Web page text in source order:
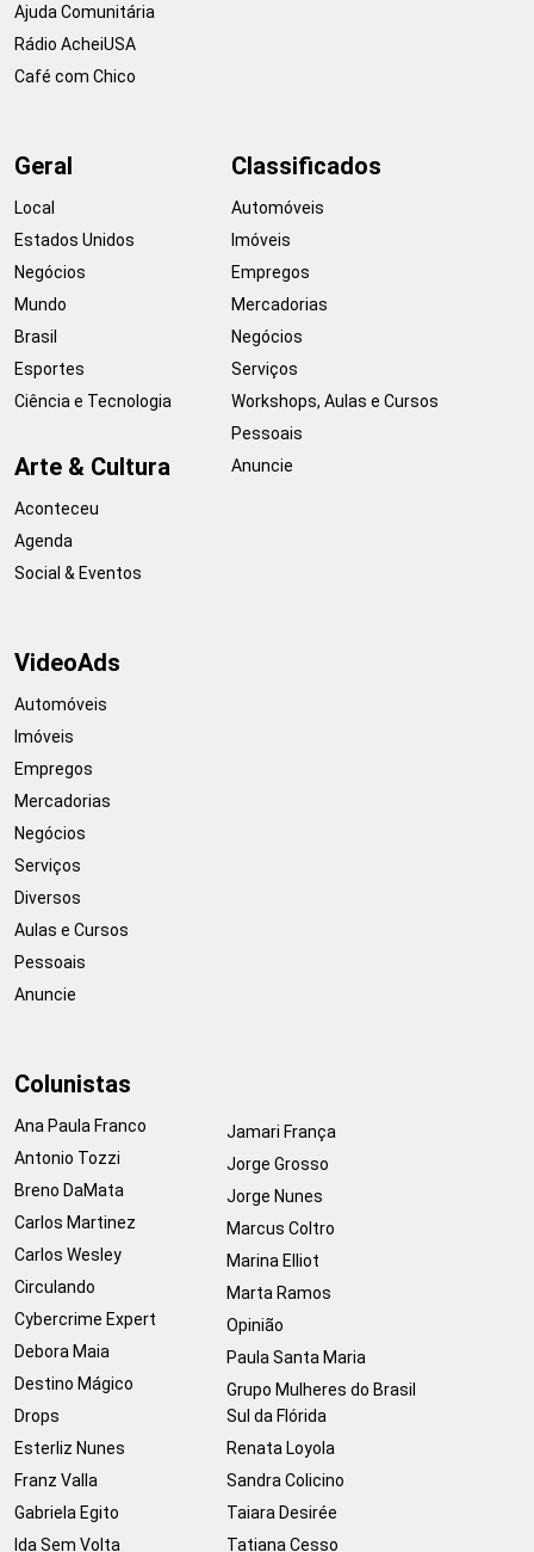
Ajuda Comunitária
Rádio AcheiUSA
Café com Chico
Geral
Local
Estados Unidos
Negócios
Mundo
Brasil
Esportes
Ciência e Tecnologia
Arte & Cultura
Aconteceu
Agenda
Social & Eventos
Classificados
Automóveis
Imóveis
Empregos
Mercadorias
Negócios
Serviços
Workshops, Aulas e Cursos
Pessoais
Anuncie
VideoAds
Automóveis
Imóveis
Empregos
Mercadorias
Negócios
Serviços
Diversos
Aulas e Cursos
Pessoais
Anuncie
Colunistas
Ana Paula Franco
Antonio Tozzi
Breno DaMata
Carlos Martinez
Carlos Wesley
Circulando
Cybercrime Expert
Debora Maia
Destino Mágico
Drops
Esterliz Nunes
Franz Valla
Gabriela Egito
Ida Sem Volta
Jamari França
Jorge Grosso
Jorge Nunes
Marcus Coltro
Marina Elliot
Marta Ramos
Opinião
Paula Santa Maria
Grupo Mulheres do Brasil
Sul da Flórida
Renata Loyola
Sandra Colicino
Taiara Desirée
Tatiana Cesso